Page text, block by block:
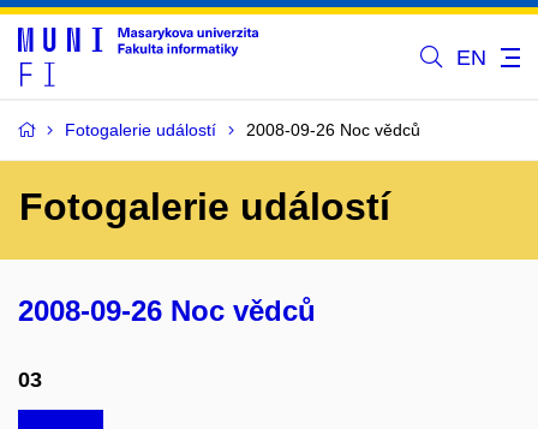
EN
Fotogalerie událostí 2008-09-26 Noc vědců
Fotogalerie událostí
2008-09-26 Noc vědců
03